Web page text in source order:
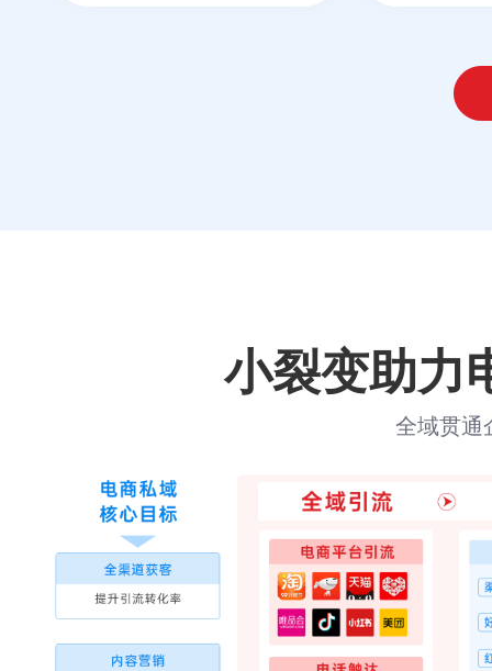
小裂变助力
全域贯通